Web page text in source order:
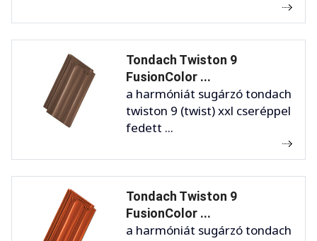
Tondach Twiston 9
FusionColor ...
a harmóniát sugárzó tondach
twiston 9 (twist) xxl cseréppel
fedett ...
Tondach Twiston 9
FusionColor ...
a harmóniát sugárzó tondach